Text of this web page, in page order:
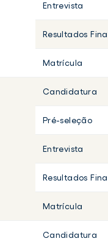
Entrevista
Resultados
Matrícula
Candidatura
Pré-seleção
Entrevista
Resultados
Matrícula
Candidatura